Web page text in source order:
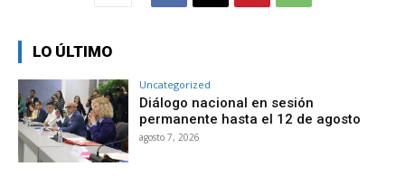
LO ÚLTIMO
Uncategorized
Diálogo nacional en sesión
permanente hasta el 12 de agosto
agosto 7, 2026